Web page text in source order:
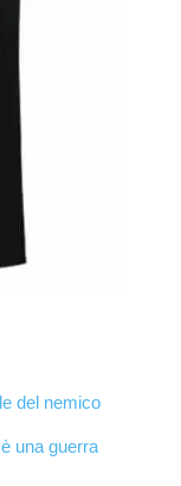
del nemico
una guerra